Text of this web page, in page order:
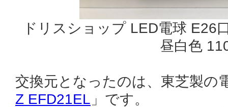
ドリスショップ LED電球 E26
昼白色
交換元となったのは、東芝製の
Z EFD21EL 」です。